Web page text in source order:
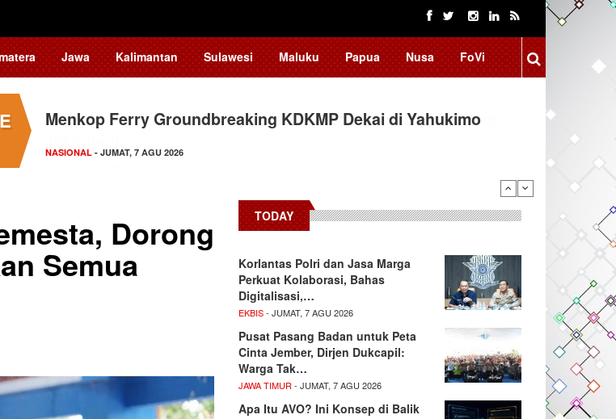
Jawa Kalimantan Sulawesi Maluku Papua Nusa FoVi
Menkop Ferry Groundbreaking KDKMP Dekai di Yahukimo
NASIONAL - JUMAT, 7 AGU 2026
Dorong
Semua
TODAY
Korlantas Polri dan Jasa Marga
Perkuat Kolaborasi, Bahas
Digitalisasi,…
EKBIS- JUMAT, 7 AGU 2026
Pusat Pasang Badan untuk Peta
Cinta Jember, Dirjen Dukcapil:
Warga Tak…
JAWA TIMUR - JUMAT, 7 AGU 2026
Apa Itu AVO? Ini Konsep di Balik